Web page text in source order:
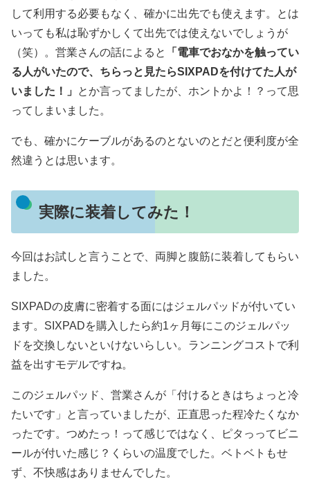
して利用する必要もなく、確かに出先でも使えます。とは
いっても私は恥ずかしくて出先では使えないでしょうが
（笑）。営業さんの話によると
「電車でおなかを触ってい
る人がいたので、ちらっと見たらSIXPADを付けてた人が
いました！」
とか言ってましたが、ホントかよ！？って思
ってしまいました。
でも、確かにケーブルがあるのとないのとだと便利度が全
然違うとは思います。
実際に装着してみた！
今回はお試しと言うことで、両脚と腹筋に装着してもらい
ました。
SIXPADの皮膚に密着する面にはジェルパッドが付いてい
ます。SIXPADを購入したら約1ヶ月毎にこのジェルパッ
ドを交換しないといけないらしい。ランニングコストで利
益を出すモデルですね。
このジェルパッド、営業さんが「付けるときはちょっと冷
たいです」と言っていましたが、正直思った程冷たくなか
ったです。つめたっ！って感じではなく、ピタっってビニ
ールが付いた感じ？くらいの温度でした。ベトベトもせ
ず、不快感はありませんでした。